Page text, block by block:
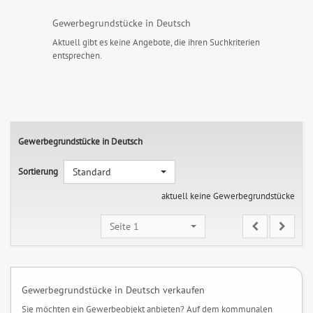
Gewerbegrundstücke in Deutsch
Aktuell gibt es keine Angebote, die ihren Suchkriterien
entsprechen.
Gewerbegrundstücke in Deutsch
Sortierung
Standard
aktuell keine Gewerbegrundstücke
Seite 1
Gewerbegrundstücke in Deutsch verkaufen
Sie möchten ein Gewerbeobjekt anbieten? Auf dem kommunalen